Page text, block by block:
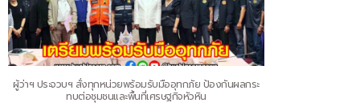
ผู้ว่าฯ ประจวบฯ สั่งทุกหน่วยพร้อมรับมืออุทกภัย ป้องกันผลกระ
ทบต่อชุมชนและพื้นที่เศรษฐกิจหัวหิน